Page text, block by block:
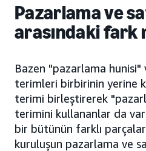
Pazarlama ve
arasındaki fark
Bazen "pazarlama hunisi"
terimleri birbirinin yerine
terimi birleştirerek
terimini kullananlar da
bir bütünün farklı
kuruluşun pazarlama ve